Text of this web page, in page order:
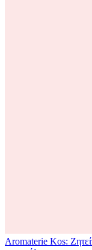
Aromaterie Kos: